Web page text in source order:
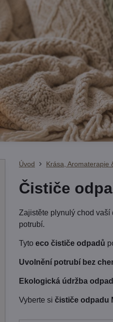
Úvod Krása, Aromaterapie
Čističe
Zajistěte plynulý chod
potrubí.
Tytoeco čističe odpadů
Uvolnění potrubí bez
Ekologická údržba
Vyberte sičističe odpadu